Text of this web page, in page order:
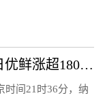
美股早盘三大股指全线走高 每日优鲜涨超180%触发熔断
时间21时36分，纳